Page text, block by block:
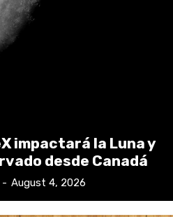
impactará la Luna y
desde Canadá
- August 4, 2026